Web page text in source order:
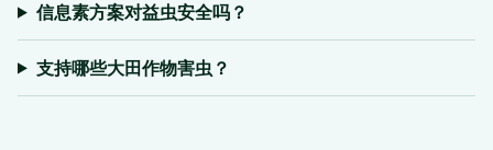
信息素方案对益虫安全吗？
支持哪些大田作物害虫？